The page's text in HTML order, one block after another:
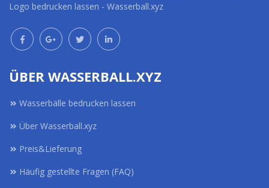
Logo bedrucken lassen - Wasserball.xyz
ÜBER WASSERBALL.XYZ
Wasserbälle bedrucken lassen
Über Wasserball.xyz
Preis&Lieferung
Häufig gestellte Fragen (FAQ)